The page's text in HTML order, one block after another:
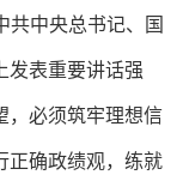
共中央总书记、国
发表重要讲话强
，必须筑牢理想信
正确政绩观，练就